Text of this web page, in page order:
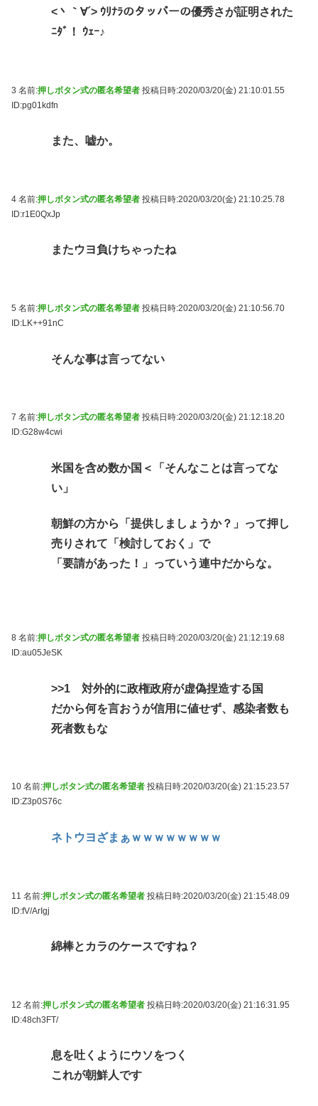
<丶｀∀´> ｳﾘﾅﾗのタッパーの優秀さが証明された
ﾆﾀﾞ！ ｳｪｰ♪
3 名前:押しボタン式の匿名希望者 投稿日時:2020/03/20(金) 21:10:01.55
ID:pg01kdfn
また、嘘か。
4 名前:押しボタン式の匿名希望者 投稿日時:2020/03/20(金) 21:10:25.78
ID:r1E0QxJp
またウヨ負けちゃったね
5 名前:押しボタン式の匿名希望者 投稿日時:2020/03/20(金) 21:10:56.70
ID:LK++91nC
そんな事は言ってない
7 名前:押しボタン式の匿名希望者 投稿日時:2020/03/20(金) 21:12:18.20
ID:G28w4cwi
米国を含め数か国＜「そんなことは言ってな
い」
朝鮮の方から「提供しましょうか？」って押し
売りされて「検討しておく」で
「要請があった！」っていう連中だからな。
8 名前:押しボタン式の匿名希望者 投稿日時:2020/03/20(金) 21:12:19.68
ID:au05JeSK
>>1 対外的に政権政府が虚偽捏造する国
だから何を言おうが信用に値せず、感染者数も
死者数もな
10 名前:押しボタン式の匿名希望者 投稿日時:2020/03/20(金) 21:15:23.57
ID:Z3p0S76c
ネトウヨざまぁｗｗｗｗｗｗｗｗ
11 名前:押しボタン式の匿名希望者 投稿日時:2020/03/20(金) 21:15:48.09
ID:fV/ArIgj
綿棒とカラのケースですね？
12 名前:押しボタン式の匿名希望者 投稿日時:2020/03/20(金) 21:16:31.95
ID:48ch3FT/
息を吐くようにウソをつく
これが朝鮮人です